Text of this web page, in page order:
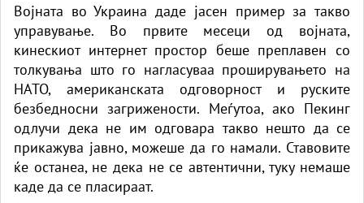
Војната во Украина даде јасен пример за такво
управување. Во првите месеци од војната,
кинескиот интернет простор беше преплавен со
толкувања што го нагласуваа проширувањето на
НАТО, американската одговорност и руските
безбедносни загрижености. Меѓутоа, ако Пекинг
одлучи дека не им одговара такво нешто да се
прикажува јавно, можеше да го намали. Ставовите
ќе останеа, не дека не се автентични, туку немаше
каде да се пласираат.